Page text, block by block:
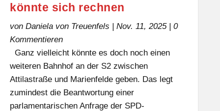
könnte sich rechnen
von Daniela von Treuenfels | Nov. 11, 2025| 0
Kommentieren
Ganz vielleicht könnte es doch noch einen
weiteren Bahnhof an der S2 zwischen
Attilastraße und Marienfelde geben. Das legt
zumindest die Beantwortung einer
parlamentarischen Anfrage der SPD-